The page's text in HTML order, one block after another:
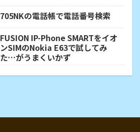
705NKの電話帳で電話番号検索
FUSION IP-Phone SMARTをイオ
ンSIMのNokia E63で試してみ
た…がうまくいかず